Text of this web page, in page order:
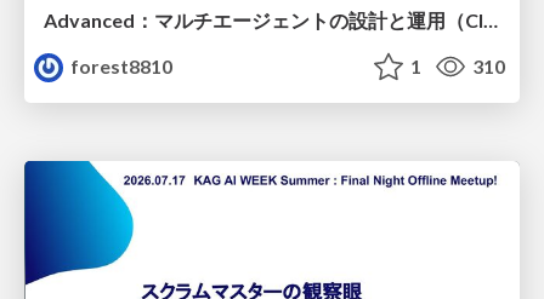
Advanced：マルチエージェントの設計と運用（Claude Code）
forest8810
1 310